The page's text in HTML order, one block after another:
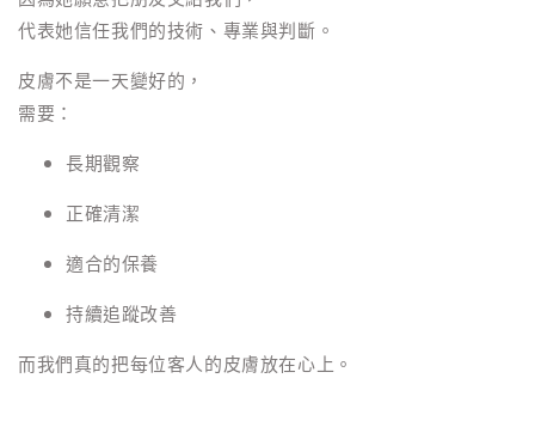
代表她信任我們的技術、專業與判斷。
皮膚不是一天變好的，
需要：
長期觀察
正確清潔
適合的保養
持續追蹤改善
而我們真的把每位客人的皮膚放在心上。